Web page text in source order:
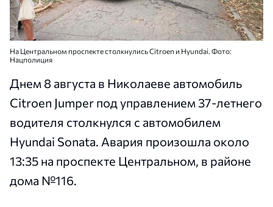
На Центральном проспекте столкнулись Citroen и Hyundai. Фото:
Нацполиция
Днем 8 августа в Николаеве автомобиль
Citroen Jumper под управлением 37-летнего
водителя столкнулся с автомобилем
Hyundai Sonata. Авария произошла около
13:35 на проспекте Центральном, в районе
дома №116.